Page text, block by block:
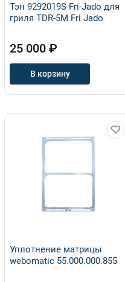
Тэн 9292019S Fri-Jado для
гриля TDR-5M Fri Jado
25 000 ₽
В корзину
Уплотнение матрицы
webomatic 55.000.000.855